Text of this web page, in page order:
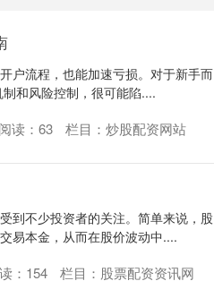
户流程，也能加速亏损。对于新手而
和风险控制，很可能陷....
阅读： 63 栏目： 炒股配资网站
到不少投资者的关注。简单来说，股
易本金，从而在股价波动中....
： 154 栏目： 股票配资资讯网